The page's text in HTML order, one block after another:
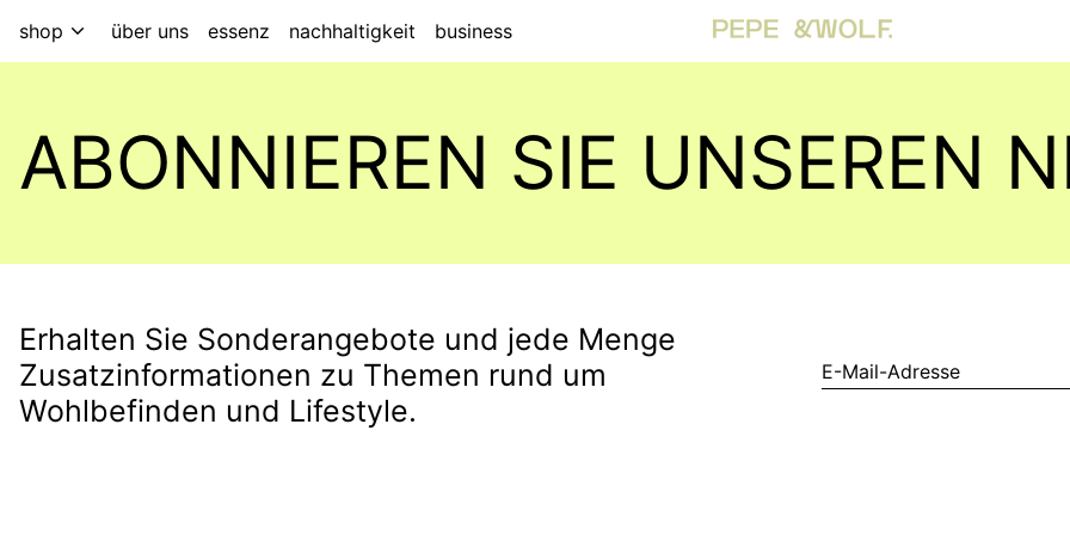
shop über uns essenz nachhaltigkeit business
ABONNIEREN SIE UNSEREN
Erhalten Sie Sonderangebote und jede Menge
Zusatzinformationen zu Themen rund um
Wohlbefinden und Lifestyle.